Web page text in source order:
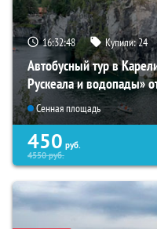
16:32:46 Купили:24
Автобусный тур в
Рускеала и водопады»
Сенная площадь
450 руб.
4550руб.